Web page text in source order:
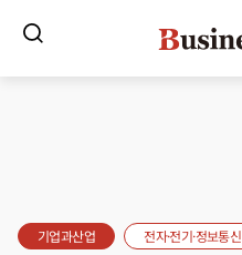
기업과산업 전자·전기·정보통신